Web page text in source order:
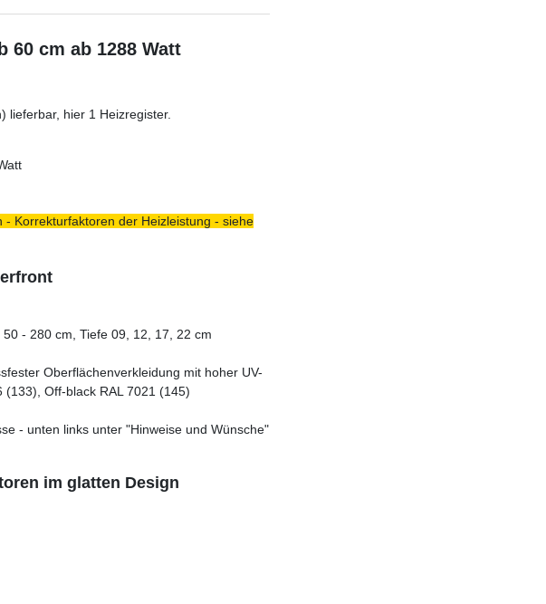
60 cm ab 1288 Watt
lieferbar, hier 1 Heizregister.
Korrekturfaktoren der Heizleistung - siehe
- 280 cm, Tiefe 09, 12, 17, 22 cm
Oberflächenverkleidung mit hoher UV-
Off-black RAL 7021 (145)
- unten links unter "Hinweise und Wünsche"
im glatten Design